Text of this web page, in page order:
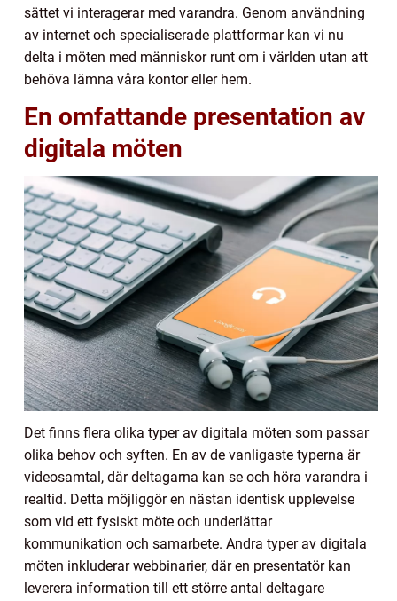
sättet vi interagerar med varandra. Genom användning
av internet och specialiserade plattformar kan vi nu
delta i möten med människor runt om i världen utan att
behöva lämna våra kontor eller hem.
En omfattande presentation av
digitala möten
Det finns flera olika typer av digitala möten som passar
olika behov och syften. En av de vanligaste typerna är
videosamtal, där deltagarna kan se och höra varandra i
realtid. Detta möjliggör en nästan identisk upplevelse
som vid ett fysiskt möte och underlättar
kommunikation och samarbete. Andra typer av digitala
möten inkluderar webbinarier, där en presentatör kan
leverera information till ett större antal deltagare